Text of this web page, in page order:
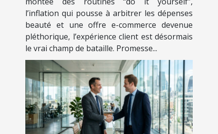
l’inflation qui pousse à arbitrer les dépenses
beauté et une offre e-commerce devenue
pléthorique, l’expérience client est désormais
le vrai champ de bataille. Promesse...